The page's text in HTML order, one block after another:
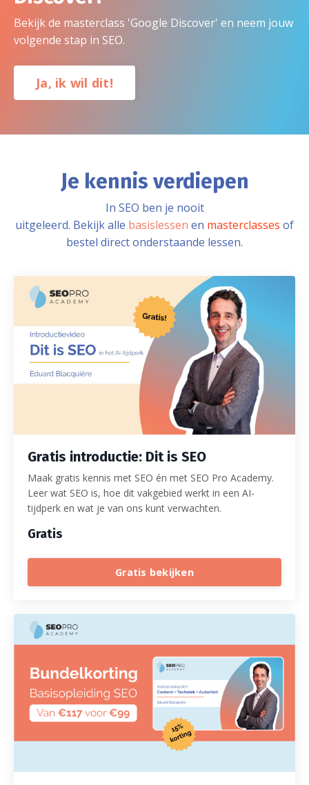
Bekijk de masterclass 'Google Discover' en neem jouw
volgende stap in SEO.
Ja, ik wil dit!
Je kennis verdiepen
In SEO ben je nooit
uitgeleerd. Bekijk alle basislessen en masterclasses of
bestel direct onderstaande lessen.
Gratis introductie: Dit is SEO
Maak gratis kennis met SEO én met SEO Pro Academy.
Leer wat SEO is, hoe dit vakgebied werkt in een AI-
tijdperk en wat je van ons kunt verwachten.
Gratis
Gratis bekijken